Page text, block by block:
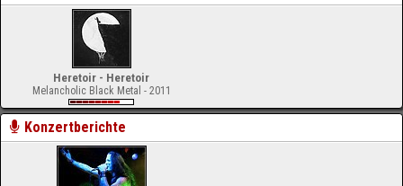
Heretoir - Heretoir
Melancholic Black Metal - 2011
Konzertberichte